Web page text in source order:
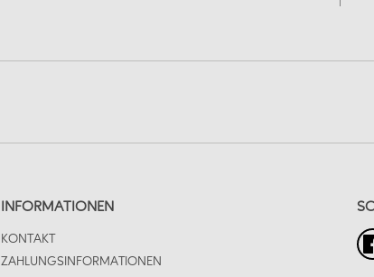
INFORMATIONEN
KONTAKT
ZAHLUNGSINFORMATIONEN